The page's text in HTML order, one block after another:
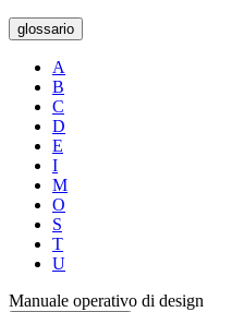
glossario
A
B
C
D
E
I
M
O
S
T
U
Manuale operativo di design